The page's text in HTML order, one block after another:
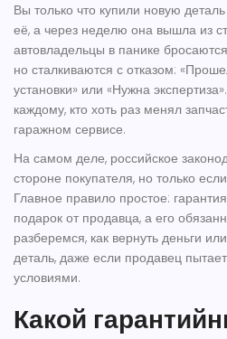
Вы только что купили новую
её, а через неделю она вышла из
автовладельцы в панике
но сталкиваются с отказом:
установки» или «Нужна
каждому, кто хоть раз менял
гаражном сервисе.
На самом деле, российское
стороне покупателя, но только
Главное правило простое:
подарок от продавца, а его
разберемся, как вернуть деньги
деталь, даже если продавец
условиями.
Какой